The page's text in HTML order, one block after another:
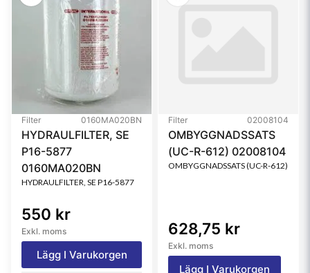
Filter 0160MA020BN
HYDRAULFILTER, SE
P16-5877
0160MA020BN
HYDRAULFILTER, SE P16-5877
550 kr
Exkl. moms
Lägg I Varukorgen
Filter 02008104
OMBYGGNADSSATS
(UC-R-612) 02008104
OMBYGGNADSSATS (UC-R-612)
628,75 kr
Exkl. moms
Lägg I Varukorgen